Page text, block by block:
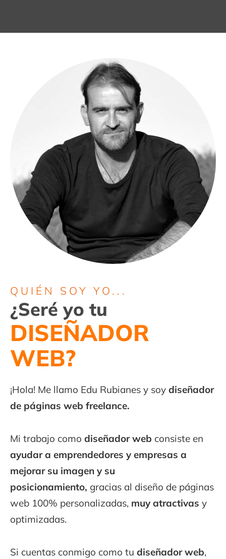
QUIÉN SOY YO...
¿Seré yo tu
DISEÑADOR
WEB?
¡Hola! Me llamo Edu Rubianes y soy diseñador
de páginas web freelance.
Mi trabajo como diseñador web consiste en
ayudar a emprendedores y empresas a
mejorar su imagen y su
posicionamiento, gracias al diseño de páginas
web 100% personalizadas, muy atractivas y
optimizadas.
Si cuentas conmigo como tu diseñador web,